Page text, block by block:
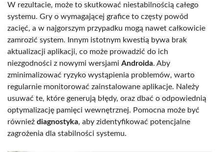
W rezultacie, może to skutkować niestabilnością całego
systemu. Gry o wymagającej grafice to częsty powód
zacięć, a w najgorszym przypadku mogą nawet całkowicie
zamrozić system. Innym istotnym kwestią bywa brak
aktualizacji aplikacji, co może prowadzić do ich
niezgodności z nowymi wersjami Androida. Aby
zminimalizować ryzyko wystąpienia problemów, warto
regularnie monitorować zainstalowane aplikacje. Należy
usuwać te, które generują błędy, oraz dbać o odpowiednią
optymalizację pamięci wewnętrznej. Pomocna może być
również diagnostyka, aby zidentyfikować potencjalne
zagrożenia dla stabilności systemu.